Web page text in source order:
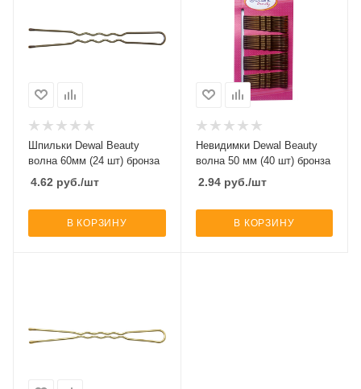
Шпильки Dewal Beauty
волна 60мм (24 шт) бронза
4.62 руб./шт
В КОРЗИНУ
Невидимки Dewal Beauty
волна 50 мм (40 шт) бронза
2.94руб./шт
В КОРЗИНУ